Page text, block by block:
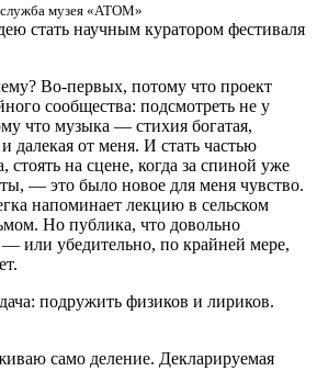
музея «АТОМ»
стать научным куратором фестиваля
Во-первых, потому что проект
сообщества: подсмотреть не у
что музыка — стихия богатая,
далекая от меня. И стать частью
стоять на сцене, когда за спиной уже
— это было новое для меня чувство.
напоминает лекцию в сельском
Но публика, что довольно
или убедительно, по крайней мере,
подружить физиков и лириков.
само деление. Декларируемая